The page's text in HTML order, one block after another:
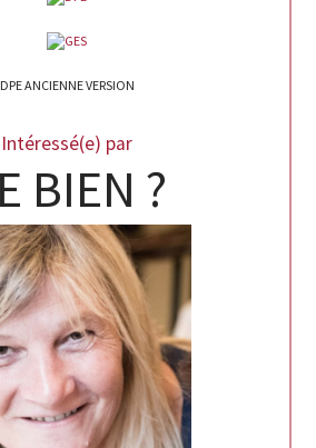
DPE ANCIENNE VERSION
Intéressé(e) par
BIEN ?